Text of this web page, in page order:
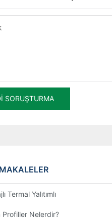
SORUŞTURMA
Termal Yalıtımlı Alüminyum
Profiller Nelerdir?